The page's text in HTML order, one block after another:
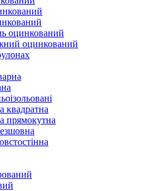
оцинкований
оцинкований
квадратна
прямокутна